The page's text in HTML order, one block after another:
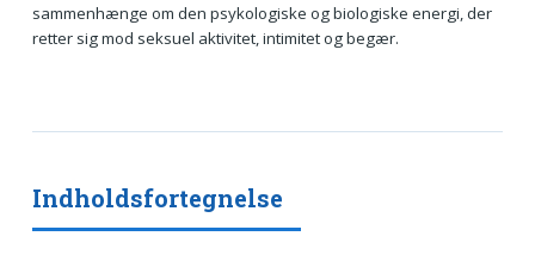
sammenhænge om den psykologiske og biologiske energi, der
retter sig mod seksuel aktivitet, intimitet og begær.
Indholdsfortegnelse